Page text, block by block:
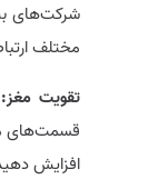
شرکت‌های
مختلف
تقویت مغز:
قسمت‌های
افزایش